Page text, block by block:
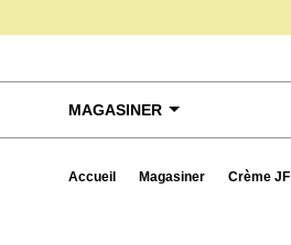
MAGASINER
Accueil Magasiner Crème